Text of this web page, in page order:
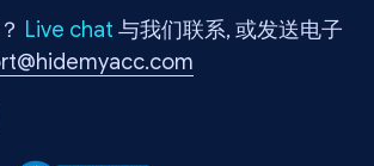
Live chat 与我们联系, 或发送电子